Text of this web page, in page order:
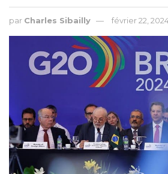
par Charles Sibailly février 22,